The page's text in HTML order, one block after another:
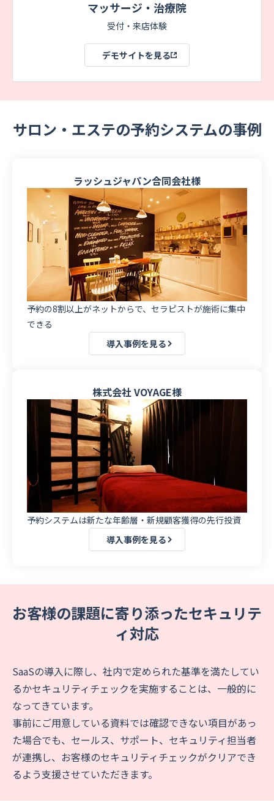
マッサージ・治療院
受付・来店体験
デモサイトを見る
サロン・エステの予約システムの事例
ラッシュジャパン合同会社様
予約の8割以上がネットからで、セラピストが施術に集中
できる
導入事例を見る
株式会社 VOYAGE様
予約システムは新たな年齢層・新規顧客獲得の先行投資
導入事例を見る
お客様の課題に寄り添ったセキュリテ
ィ対応
SaaSの導入に際し、社内で定められた基準を満たしてい
るかセキュリティチェックを実施することは、一般的に
なってきています。
事前にご用意している資料では確認できない項目があっ
た場合でも、セールス、サポート、セキュリティ担当者
が連携し、お客様のセキュリティチェックがクリアでき
るよう支援させていただきます。